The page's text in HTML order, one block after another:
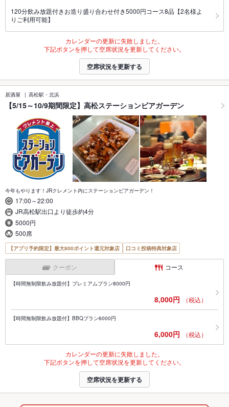
120分飲み放題付きお造り盛り合わせ付き5000円コース8品【2名様よ
りご利用可能】
カレンダーの更新に失敗しました。
下記ボタンを押して空席状況を更新してください。
空席状況を更新する
居酒屋 高松駅・北浜
【5/15～10/9期間限定】高松ステーションビアガーデン
今年もやります！JRクレメント内にステーションビアガーデン！
17:00～22:00
JR高松駅出口より徒歩約4分
5000円
500席
【アプリ予約限定】最大800ポイント還元対象店 口コミ投稿特典対象店
クーポン コース
【時間無制限飲み放題付】プレミアムプラン8000円
8,000円 （税込）
【時間無制限飲み放題付】BBQプラン6000円
6,000円 （税込）
カレンダーの更新に失敗しました。
下記ボタンを押して空席状況を更新してください。
空席状況を更新する